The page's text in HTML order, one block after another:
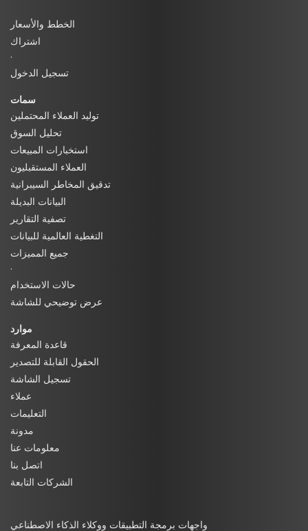
الخطط والأسعار
اشتراك
·
تسجيل الدخول
سمات
توليد العملاء المحتملين
تحليل السوق
استخبارات المبيعات
العملاء المستقبليون
تدقيق المخاطر السيبرانية
البيانات البديلة
تصفية التقارير
التغطية العالمية للبيانات
جميع المميزات
·
حالات الاستخدام
عرض توضيحي للشاشة
موارد
قاعدة المعرفة
الحقول القابلة للتصدير
تسجيل الشاشة
عملاء
التعليمات
مدونة
معلومات عنا
اتصل بنا
الشركات التابعة
واجهات برمجة التطبيقات ووكلاء الذكاء الاصطناعي